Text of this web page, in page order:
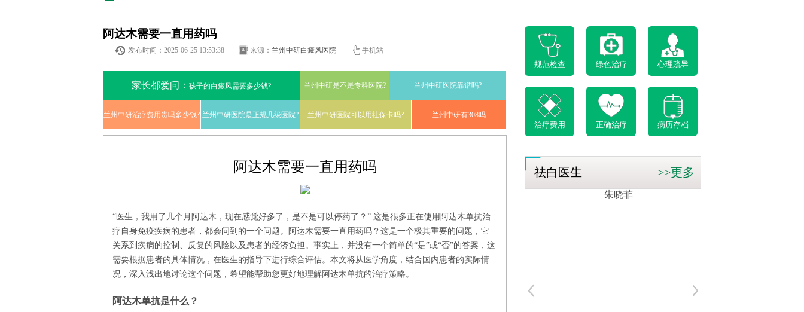
阿达木需要一直用药吗
发布时间：2025-06-25 13:53:38 来源： 兰州中研白癜风医院 手机站
家长都爱问： 孩子的白癜风需要多少钱? 兰州中研是不是专科医院? 兰州中研医院靠谱吗?
兰州中研治疗费用贵吗多少钱? 兰州中研医院是正规几级医院? 兰州中研医院可以用社保卡吗? 兰州中研有308吗
阿达木需要一直用药吗
“医生，我用了几个月阿达木，现在感觉好多了，是不是可以停药了？” 这是很多正在使用阿达木单抗治
疗自身免疫疾病的患者，都会问到的一个问题。阿达木需要一直用药吗？这是一个极其重要的问题，它
关系到疾病的控制、反复的风险以及患者的经济负担。事实上，并没有一个简单的“是”或“否”的答案，这
需要根据患者的具体情况，在医生的指导下进行综合评估。本文将从医学角度，结合国内患者的实际情
况，深入浅出地讨论这个问题，希望能帮助您更好地理解阿达木单抗的治疗策略。
阿达木单抗是什么？
规范检查 绿色治疗 心理疏导
治疗费用 正确治疗 病历存档
祛白医生 >>更多